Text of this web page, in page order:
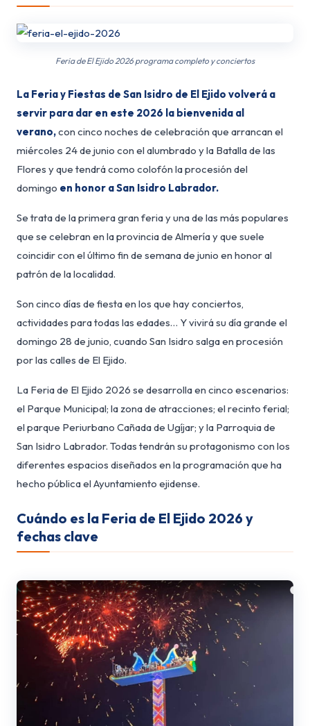
Feria de El Ejido 2026 programa completo y conciertos
La Feria y Fiestas de San Isidro de El Ejido volverá a
servir para dar en este 2026 la bienvenida al
verano,con cinco noches de celebración que arrancan el
miércoles 24 de junio con el alumbrado y la Batalla de las
Flores y que tendrá como colofón la procesión del
domingo en honor a San Isidro Labrador.
Se trata de la primera gran feria y una de las más populares
que se celebran en la provincia de Almería y que suele
coincidir con el último fin de semana de junio en honor al
patrón de la localidad.
Son cinco días de fiesta en los que hay conciertos,
actividades para todas las edades… Y vivirá su día grande el
domingo 28 de junio, cuando San Isidro salga en procesión
por las calles de El Ejido.
La Feria de El Ejido 2026 se desarrolla en cinco escenarios:
el Parque Municipal; la zona de atracciones; el recinto ferial;
el parque Periurbano Cañada de Ugíjar; y la Parroquia de
San Isidro Labrador. Todas tendrán su protagonismo con los
diferentes espacios diseñados en la programación que ha
hecho pública el Ayuntamiento ejidense.
Cuándo es la Feria de El Ejido 2026 y
fechas clave